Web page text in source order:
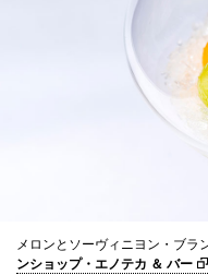
メロンとソーヴィニヨン・ブラ
ンショップ・エノテカ ＆ バー